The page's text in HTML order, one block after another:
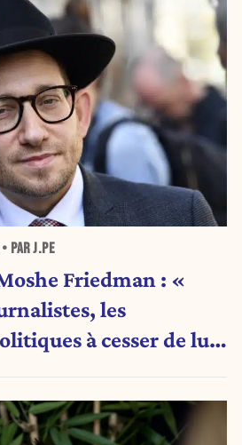
PAR J.PE
Friedman : «
les
à cesser de lui